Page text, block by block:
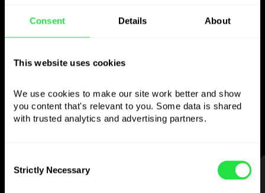
Consent Details About
This website uses cookies
We use cookies to make our site work better and show
you content that's relevant to you. Some data is shared
with trusted analytics and advertising partners.
Selection
Strictly Necessary
Gebruik de gekozen
valuta
zoals je wilt
Stuur geld naar het buitenland,
neem op bij geldautomaten zonder
commissie, betaal met de multi-
STAP 1